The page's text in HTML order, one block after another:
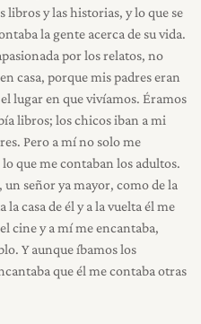
libros y las historias, y lo que se
la gente acerca de su vida.
por los relatos, no
casa, porque mis padres eran
lugar en que vivíamos. Éramos
libros; los chicos iban a mi
Pero a mí no solo me
que me contaban los adultos.
señor ya mayor, como de la
la casa de él y a la vuelta él me
cine y a mí me encantaba,
Y aunque íbamos los
que él me contaba otras